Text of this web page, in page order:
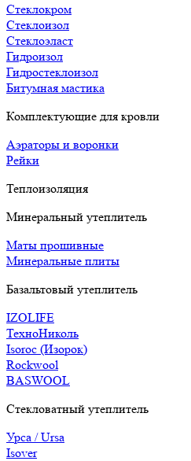
Стеклокром
Стеклоизол
Стеклоэласт
Гидроизол
Гидростеклоизол
Битумная мастика
Комплектующие для кровли
Аэраторы и воронки
Рейки
Теплоизоляция
Минеральный утеплитель
Маты прошивные
Минеральные плиты
Базальтовый утеплитель
IZOLIFE
ТехноНиколь
Isoroc (Изорок)
Rockwool
BASWOOL
Стекловатный утеплитель
Урса / Ursa
Isover